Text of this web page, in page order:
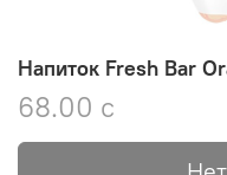
Напиток Fresh Bar
68.00 с